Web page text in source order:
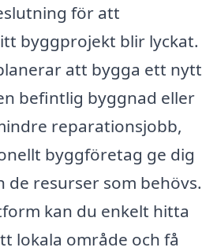
för att
byggprojekt blir lyckat.
att bygga ett nytt
befintlig byggnad eller
reparationsjobb,
byggföretag ge dig
de resurser som behövs.
kan du enkelt hitta
lokala område och få